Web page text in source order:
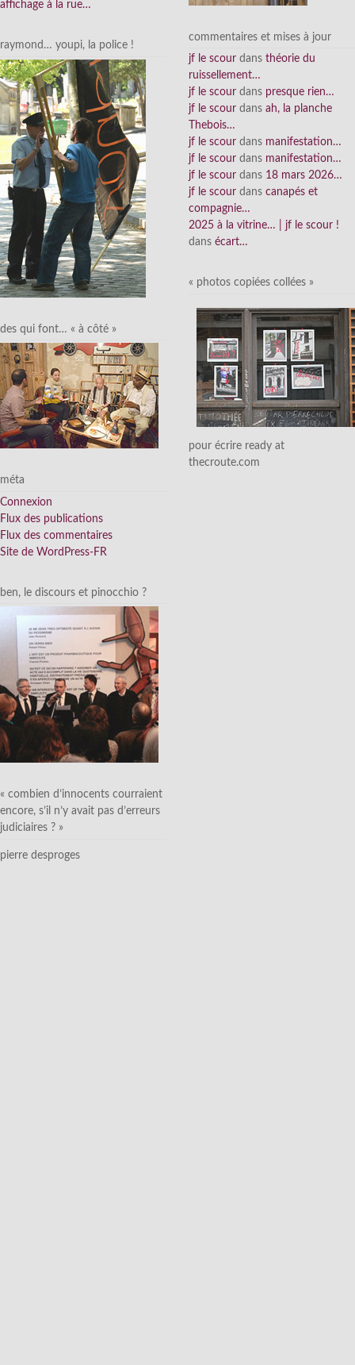
affichage à la rue…
raymond… youpi, la police !
des qui font… « à côté »
méta
Connexion
Flux des publications
Flux des commentaires
Site de WordPress-FR
ben, le discours et pinocchio ?
« combien d’innocents courraient
encore, s’il n’y avait pas d’erreurs
judiciaires ? »
pierre desproges
commentaires et mises à jour
jf le scour dans théorie du
ruissellement…
jf le scour dans presque rien…
jf le scour dans ah, la planche
Thebois…
jf le scour dans manifestation…
jf le scour dans manifestation…
jf le scour dans 18 mars 2026…
jf le scour dans canapés et
compagnie…
2025 à la vitrine… | jf le scour !
dans écart…
« photos copiées collées »
pour écrire ready at
thecroute.com